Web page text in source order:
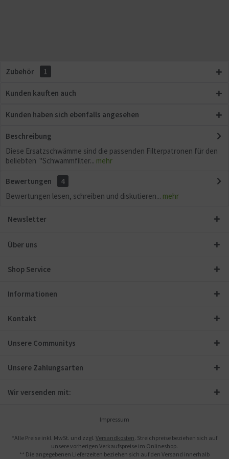
Zubehör 1
Kunden kauften auch
Kunden haben sich ebenfalls angesehen
Beschreibung
Diese Ersatzschwämme sind die passenden Filterpatronen für den
beliebten "Schwammfilter... mehr
Bewertungen
4
Bewertungen lesen, schreiben und diskutieren... mehr
Newsletter
Über uns
Shop Service
Informationen
Kontakt
Unsere Communitys
Unsere Zahlungsarten
Wir versenden mit:
Impressum
*Alle Preise inkl. MwSt. und zzgl. Versandkosten. Streichpreise beziehen sich auf
unsere vorherigen Verkaufspreise im Onlineshop.
** Die angegebenen Lieferzeiten beziehen sich auf den Versand innerhalb